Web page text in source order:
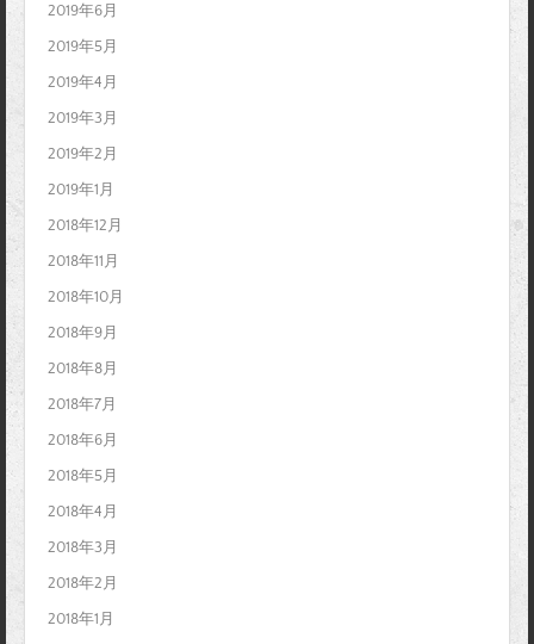
2019年6月
2019年5月
2019年4月
2019年3月
2019年2月
2019年1月
2018年12月
2018年11月
2018年10月
2018年9月
2018年8月
2018年7月
2018年6月
2018年5月
2018年4月
2018年3月
2018年2月
2018年1月